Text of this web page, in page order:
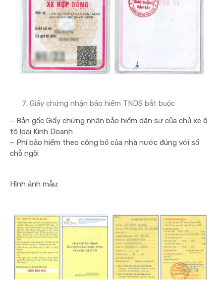
Giấy chứng nhận bảo hiểm TNDS bắt buộc
– Bản gốc Giấy chứng nhận bảo hiểm dân sự của chủ xe ô
tô loại Kinh Doanh
– Phí bảo hiểm theo công bố của nhà nước đúng với số
chỗ ngồi
Hình ảnh mẫu: